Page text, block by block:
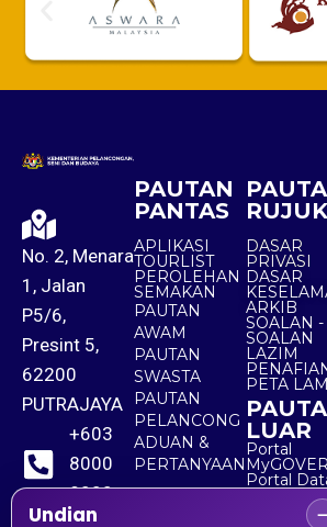
No. 2, Menara
1, Jalan
P5/6,
Presint 5,
62200
PUTRAJAYA
+603
8000
8000
PAUTAN
PANTAS
APLIKASI
TOURLIST
PEROLEHAN
SEMAKAN
PAUTAN
AWAM
PAUTAN
SWASTA
PAUTAN
PELANCONG
ADUAN &
PERTANYAAN
DASAR
PRIVASI
DASAR
ARKIB
SOALAN -
SOALAN
LAZIM
PETA
LUAR
Portal
Portal
Terbuka
Sektor
Undian −